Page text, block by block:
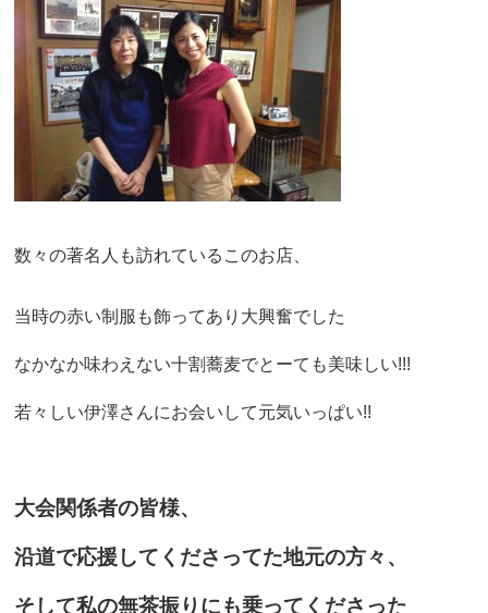
数々の著名人も訪れているこのお店、
当時の赤い制服も飾ってあり大興奮でした
なかなか味わえない十割蕎麦でとーても美味しい!!!
若々しい伊澤さんにお会いして元気いっぱい!!
大会関係者の皆様、
沿道で応援してくださってた地元の方々、
そして私の無茶振りにも乗ってくださった